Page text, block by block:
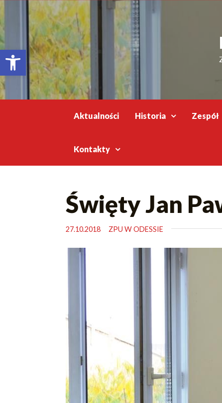
Відкрити Панель інструментів
Aktualności Historia Zespół
Kontakty
Święty Jan
27.10.2018 ZPU W ODESSIE